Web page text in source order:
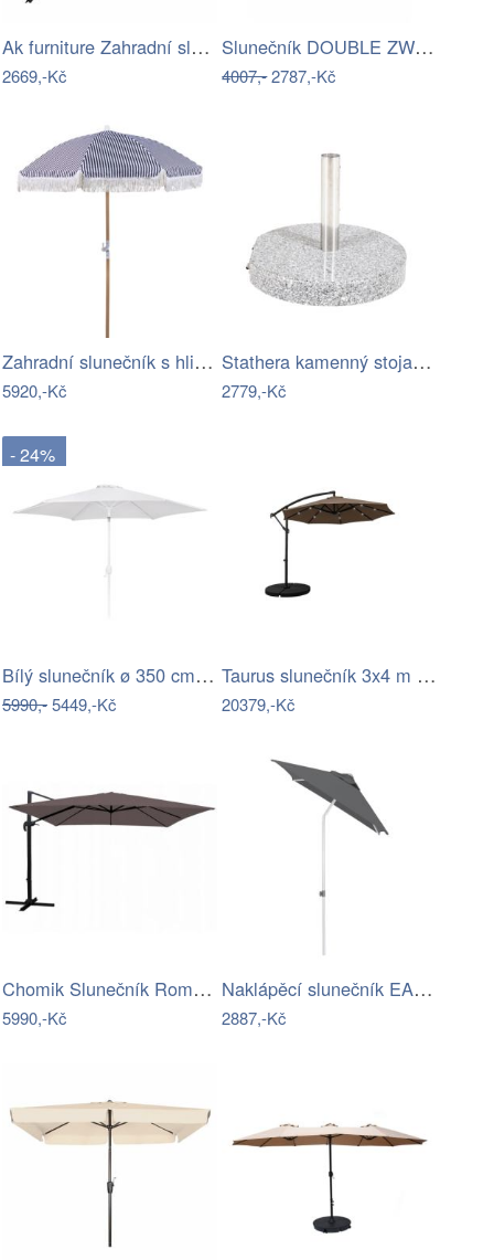
Ak furniture Zahradní slunečník CYNIA s…
2669,-Kč
Slunečník DOUBLE ZWU-307 ROJAPLAST
4007,-2787,-Kč
Zahradní slunečník s hliníkovou tyčí ø…
5920,-Kč
Stathera kamenný stojan na slunečník…
2779,-Kč
- 24%
Bílý slunečník ø 350 cm Alba – LDK…
5990,-5449,-Kč
Taurus slunečník 3x4 m šedý
20379,-Kč
Chomik Slunečník Roma 300 x 300 cm,…
5990,-Kč
Naklápěcí slunečník EASY PUSH 150x210…
2887,-Kč